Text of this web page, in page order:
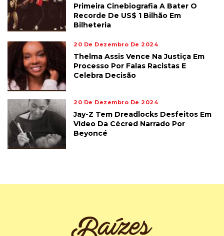
Primeira Cinebiografia A Bater O
Recorde De US$ 1 Bilhão Em
Bilheteria
20 De Dezembro De 2024
Thelma Assis Vence Na Justiça Em
Processo Por Falas Racistas E
Celebra Decisão
20 De Dezembro De 2024
Jay-Z Tem Dreadlocks Desfeitos Em
Vídeo Da Cécred Narrado Por
Beyoncé